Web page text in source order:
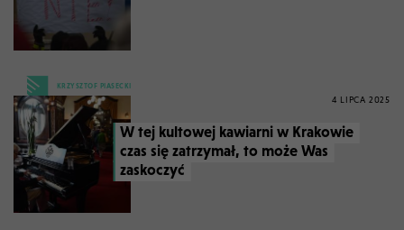
KRZYSZTOF PIASECKI
4 LIPCA 2025
W tej kultowej kawiarni w Krakowie
czas się zatrzymał, to może Was
zaskoczyć